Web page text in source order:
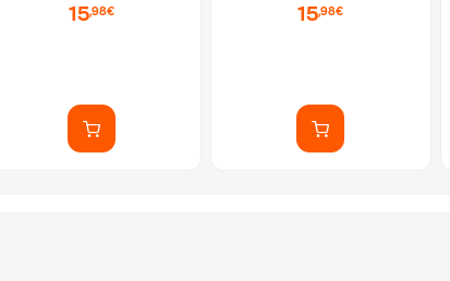
15,98€ 15,98€